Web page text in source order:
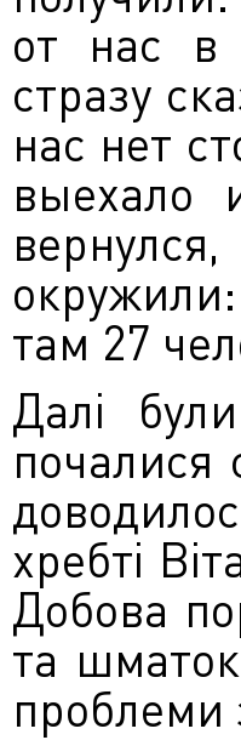
от нас в
стразу
нас нет
выехало
там 27
Далі
почалися
хребті
Добова
та
проблеми